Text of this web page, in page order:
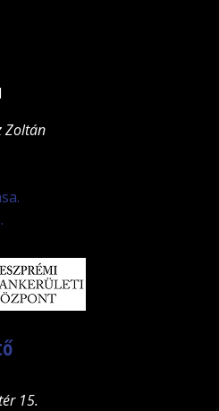
Zoltán
15.